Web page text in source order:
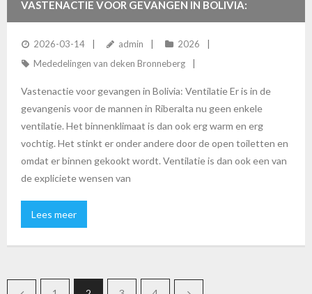
VASTENACTIE VOOR GEVANGEN IN BOLIVIA:
VENTILATIE
2026-03-14 admin
2026
Mededelingen van deken Bronneberg
Vastenactie voor gevangen in Bolivia: Ventilatie Er is in de
gevangenis voor de mannen in Riberalta nu geen enkele
ventilatie. Het binnenklimaat is dan ook erg warm en erg
vochtig. Het stinkt er onder andere door de open toiletten en
omdat er binnen gekookt wordt. Ventilatie is dan ook een van
de expliciete wensen van
Lees meer